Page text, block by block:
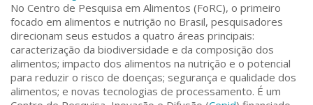
No Centro de Pesquisa em Alimentos (FoRC), o primeiro
focado em alimentos e nutrição no Brasil, pesquisadores
direcionam seus estudos a quatro áreas principais:
caracterização da biodiversidade e da composição dos
alimentos; impacto dos alimentos na nutrição e o potencial
para reduzir o risco de doenças; segurança e qualidade dos
alimentos; e novas tecnologias de processamento. É um